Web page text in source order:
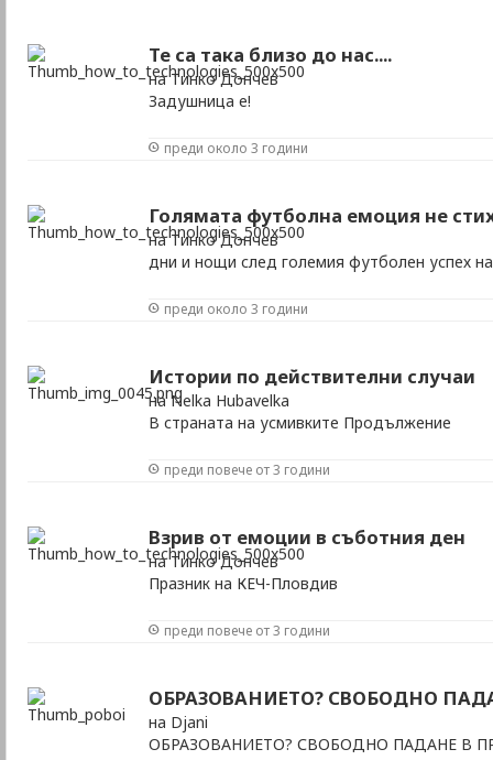
Те са така близо до нас....
на Тинко Дончев
Задушница е!
преди около 3 години
Голямата футболна емоция не
на Тинко Дончев
дни и нощи след големия футболен успех
преди около 3 години
Истории по действителни случаи
на Nelka Hubavelka
В страната на усмивките Продължение
преди повече от 3 години
Взрив от емоции в съботния ден
на Тинко Дончев
Празник на КЕЧ-Пловдив
преди повече от 3 години
ОБРАЗОВАНИЕТО? СВОБОДНО
на Djani
ОБРАЗОВАНИЕТО? СВОБОДНО ПАДАНЕ В